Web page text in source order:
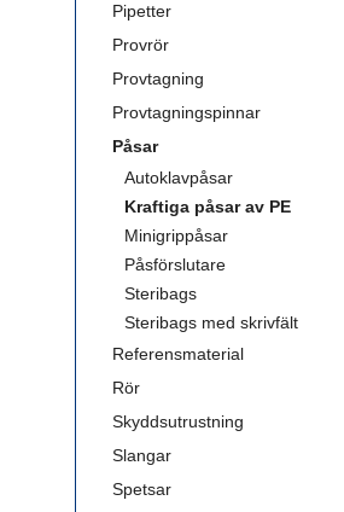
Pipetter
Provrör
Provtagning
Provtagningspinnar
Påsar
Autoklavpåsar
Kraftiga påsar av PE
Minigrippåsar
Påsförslutare
Steribags
Steribags med skrivfält
Referensmaterial
Rör
Skyddsutrustning
Slangar
Spetsar